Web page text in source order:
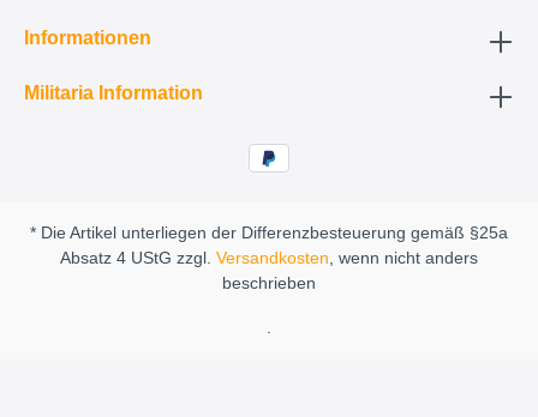
Informationen
Militaria Information
* Die Artikel unterliegen der Differenzbesteuerung gemäß §25a
Absatz 4 UStG zzgl. Versandkosten, wenn nicht anders
beschrieben
.